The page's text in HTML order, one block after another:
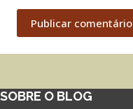
Publicar comentário
SOBRE O BLOG